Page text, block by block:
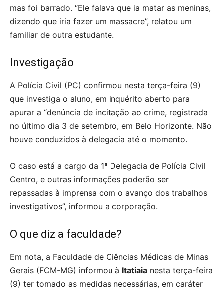
mas foi barrado. “Ele falava que ia matar as meninas,
dizendo que iria fazer um massacre”, relatou um
familiar de outra estudante.
Investigação
A Polícia Civil (PC) confirmou nesta terça-feira (9)
que investiga o aluno, em inquérito aberto para
apurar a “denúncia de incitação ao crime, registrada
no último dia 3 de setembro, em Belo Horizonte. Não
houve conduzidos à delegacia até o momento.
O caso está a cargo da 1ª Delegacia de Polícia Civil
Centro, e outras informações poderão ser
repassadas à imprensa com o avanço dos trabalhos
investigativos”, informou a corporação.
O que diz a faculdade?
Em nota, a Faculdade de Ciências Médicas de Minas
Gerais (FCM-MG) informou à Itatiaia nesta terça-feira
(9) ter tomado as medidas necessárias, em caráter